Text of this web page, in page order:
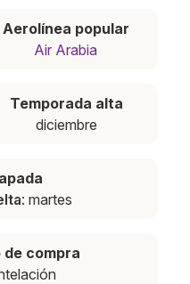
Aerolínea popular
Air Arabia
Temporada alta
diciembre
: martes
de compra